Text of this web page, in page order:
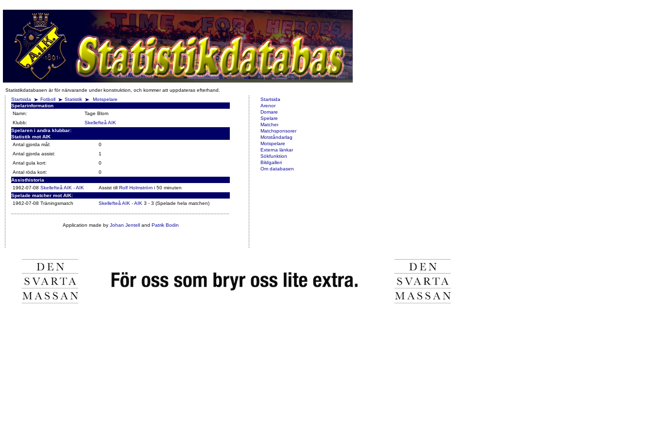
Statistikdatabasen är för närvarande under konstruktion, och kommer att uppdateras efterhand.
Startsida
Fotboll Statistik
Motspelare
Spelarinformation
Namn:
Tage Blom
Klubb:
Skellefteå AIK
Spelaren i andra klubbar:
Statistik mot AIK
Antal gjorda mål:
0
Antal gjorda assist:
1
Antal gula kort:
0
Antal röda kort:
0
Assisthistoria
1962-07-08 Skellefteå AIK - AIK Assist till Rolf Holmström i 50 minuten
Spelade matcher mot AIK:
1962-07-08 Träningsmatch
Skellefteå AIK - AIK 3 - 3 (Spelade hela matchen)
Application made by Johan Jentelland Patrik Bodin
Startsida
Arenor
Domare
Spelare
Matcher
Matchsponsorer
Motståndarlag
Motspelare
Externa länkar
Sökfunktion
Bildgalleri
Om databasen